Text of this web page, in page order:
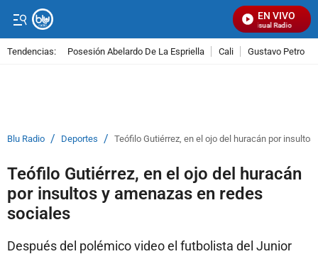
EN VIVO
Señal Visual Radio
Tendencias: Posesión Abelardo De La Espriella Cali Gustavo Petro
Blu Radio / Deportes / Teófilo Gutiérrez, en el ojo del huracán por
Teófilo Gutiérrez, en el ojo del huracán
por insultos y amenazas en redes
sociales
Después del polémico video el futbolista del Junior